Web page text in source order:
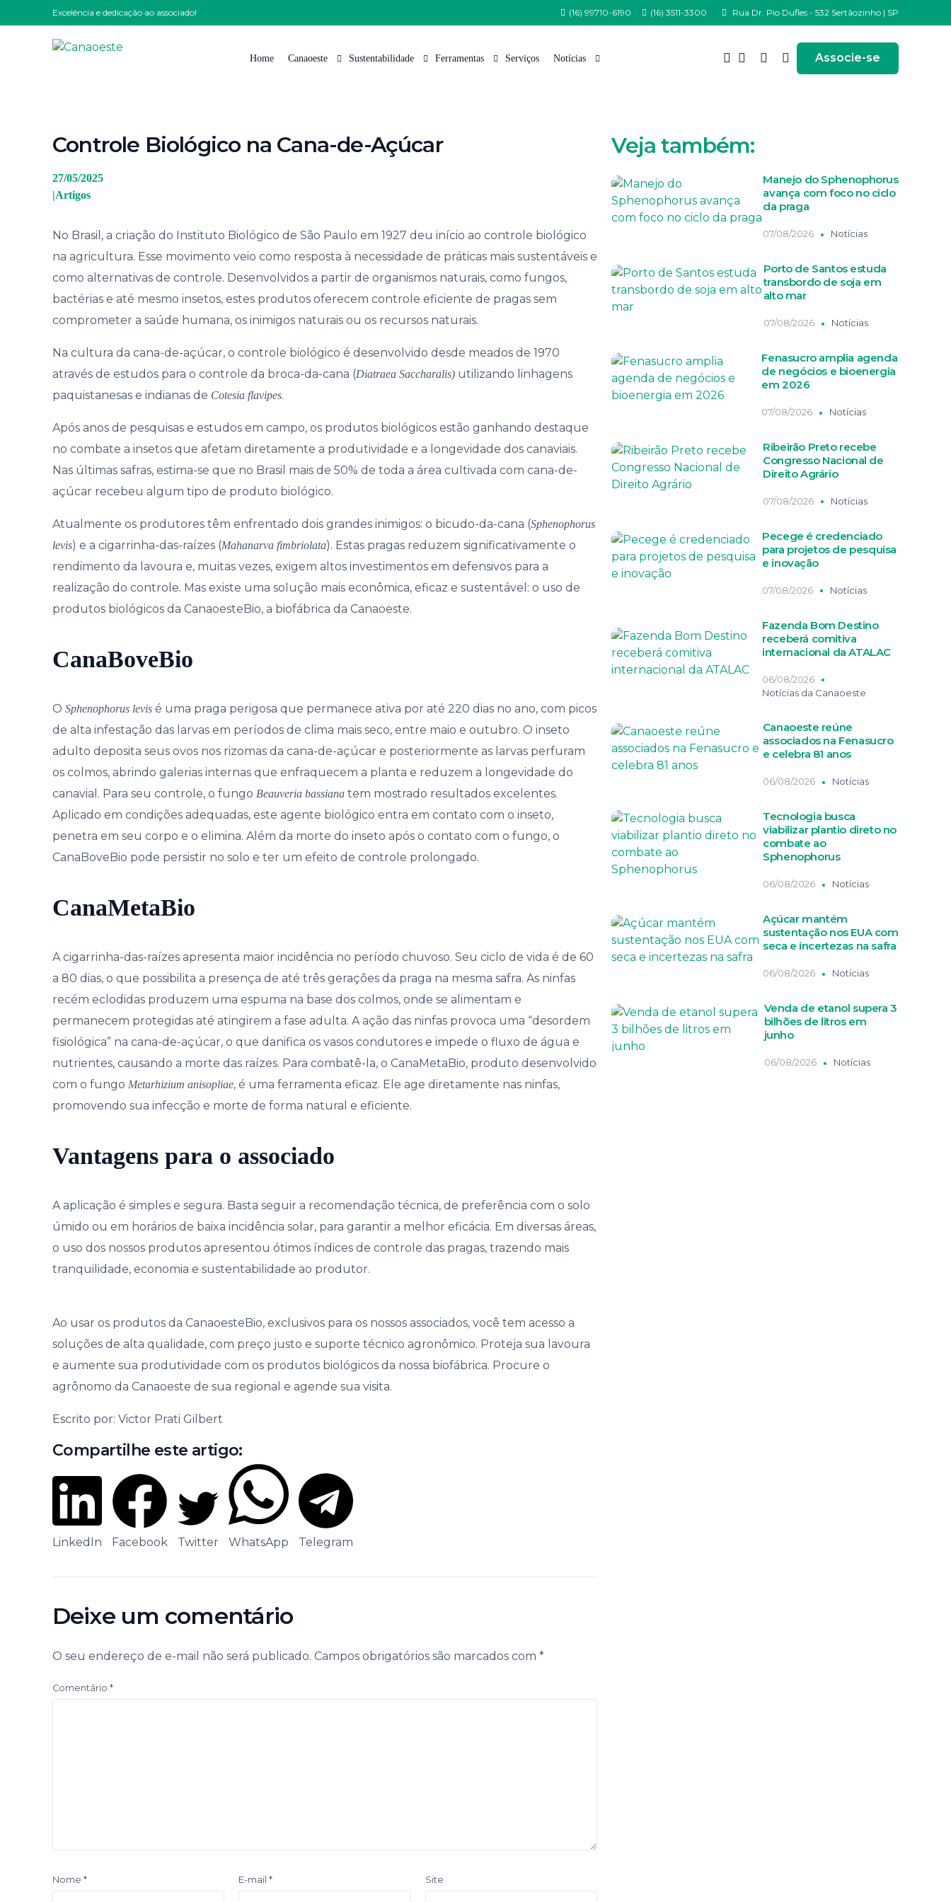
Excelência e dedicação ao associado! (16) 99710-6190 (16) 3511-3300 Rua Dr. Pio Dufles - 532 Sertãozinho | SP
Home Canaoeste
Nossa Equipe
Contato e Comunicação
Código de Ética
Governança
Sustentabilidade
Programa Semeia
Ferramentas
Cana Certificada
Serviços Notícias
Artigos Técnicos
Associe-se
Controle Biológico na Cana-de-Açúcar
27/05/2025
Artigos
No Brasil, a criação do Instituto Biológico de São Paulo em 1927 deu início ao controle biológico
na agricultura. Esse movimento veio como resposta à necessidade de práticas mais sustentáveis e
como alternativas de controle. Desenvolvidos a partir de organismos naturais, como fungos,
bactérias e até mesmo insetos, estes produtos oferecem controle eficiente de pragas sem
comprometer a saúde humana, os inimigos naturais ou os recursos naturais.
Na cultura da cana-de-açúcar, o controle biológico é desenvolvido desde meados de 1970
através de estudos para o controle da broca-da-cana (Diatraea Saccharalis) utilizando linhagens
paquistanesas e indianas de Cotesia flavipes.
Após anos de pesquisas e estudos em campo, os produtos biológicos estão ganhando destaque
no combate a insetos que afetam diretamente a produtividade e a longevidade dos canaviais.
Nas últimas safras, estima-se que no Brasil mais de 50% de toda a área cultivada com cana-de-
açúcar recebeu algum tipo de produto biológico.
Atualmente os produtores têm enfrentado dois grandes inimigos: o bicudo-da-cana (Sphenophorus
levis) e a cigarrinha-das-raízes (Mahanarva fimbriolata). Estas pragas reduzem significativamente o
rendimento da lavoura e, muitas vezes, exigem altos investimentos em defensivos para a
realização do controle. Mas existe uma solução mais econômica, eficaz e sustentável: o uso de
produtos biológicos da CanaoesteBio, a biofábrica da Canaoeste.
CanaBoveBio
O Sphenophorus levis é uma praga perigosa que permanece ativa por até 220 dias no ano, com picos
de alta infestação das larvas em períodos de clima mais seco, entre maio e outubro. O inseto
adulto deposita seus ovos nos rizomas da cana-de-açúcar e posteriormente as larvas perfuram
os colmos, abrindo galerias internas que enfraquecem a planta e reduzem a longevidade do
canavial. Para seu controle, o fungo Beauveria bassiana tem mostrado resultados excelentes.
Aplicado em condições adequadas, este agente biológico entra em contato com o inseto,
penetra em seu corpo e o elimina. Além da morte do inseto após o contato com o fungo, o
CanaBoveBio pode persistir no solo e ter um efeito de controle prolongado.
CanaMetaBio
A cigarrinha-das-raízes apresenta maior incidência no período chuvoso. Seu ciclo de vida é de 60
a 80 dias, o que possibilita a presença de até três gerações da praga na mesma safra. As ninfas
recém eclodidas produzem uma espuma na base dos colmos, onde se alimentam e
permanecem protegidas até atingirem a fase adulta. A ação das ninfas provoca uma “desordem
fisiológica” na cana-de-açúcar, o que danifica os vasos condutores e impede o fluxo de água e
nutrientes, causando a morte das raízes. Para combatê-la, o CanaMetaBio, produto desenvolvido
com o fungo Metarhizium anisopliae, é uma ferramenta eficaz. Ele age diretamente nas ninfas,
promovendo sua infecção e morte de forma natural e eficiente.
Vantagens para o associado
A aplicação é simples e segura. Basta seguir a recomendação técnica, de preferência com o solo
úmido ou em horários de baixa incidência solar, para garantir a melhor eficácia. Em diversas áreas,
o uso dos nossos produtos apresentou ótimos índices de controle das pragas, trazendo mais
tranquilidade, economia e sustentabilidade ao produtor.
Ao usar os produtos da CanaoesteBio, exclusivos para os nossos associados, você tem acesso a
soluções de alta qualidade, com preço justo e suporte técnico agronômico. Proteja sua lavoura
e aumente sua produtividade com os produtos biológicos da nossa biofábrica. Procure o
agrônomo da Canaoeste de sua regional e agende sua visita.
Escrito por: Victor Prati Gilbert
Compartilhe este artigo:
LinkedIn Facebook Twitter WhatsApp Telegram
Deixe um comentário
O seu endereço de e-mail não será publicado. Campos obrigatórios são marcados com *
Comentário *
Nome * E-mail* Site
Veja também:
Manejo do Sphenophorus
avança com foco no ciclo
da praga
07/08/2026 Notícias
Porto de Santos estuda
transbordo de soja em
alto mar
07/08/2026 Notícias
Fenasucro amplia agenda
de negócios e bioenergia
em 2026
07/08/2026 Notícias
Ribeirão Preto recebe
Congresso Nacional de
Direito Agrário
07/08/2026 Notícias
Pecege é credenciado
para projetos de pesquisa
e inovação
07/08/2026 Notícias
Fazenda Bom Destino
receberá comitiva
internacional da ATALAC
06/08/2026
Notícias da Canaoeste
Canaoeste reúne
associados na Fenasucro
e celebra 81 anos
06/08/2026 Notícias
Tecnologia busca
viabilizar plantio direto no
combate ao
Sphenophorus
06/08/2026 Notícias
Açúcar mantém
sustentação nos EUA com
seca e incertezas na safra
06/08/2026 Notícias
Venda de etanol supera 3
bilhões de litros em
junho
06/08/2026 Notícias